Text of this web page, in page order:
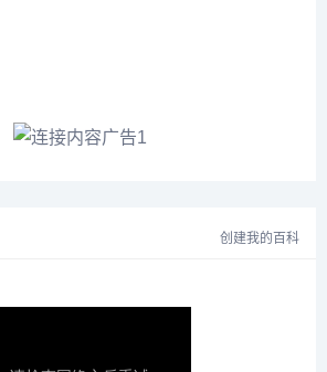
创建我的百科